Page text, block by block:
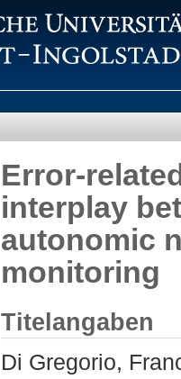
Error-
interplay
autonomic
monitoring
Titelangaben
Di Gregorio,